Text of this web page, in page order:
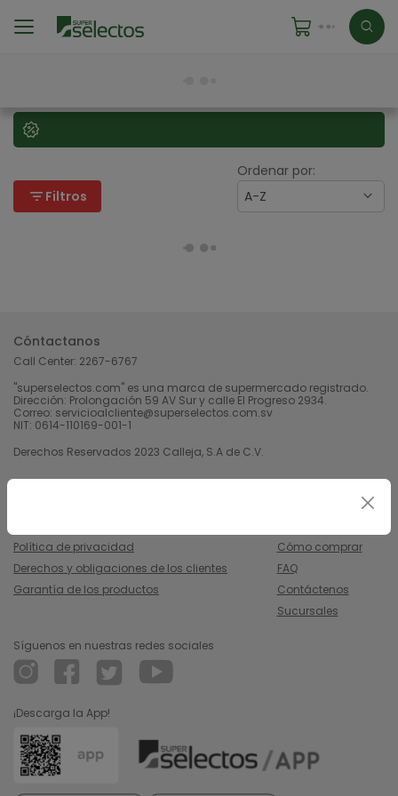
filter_list Filtros
Ordenar por:
A-Z
Cóntactanos
Call Center: 2267-6767
"superselectos.com" es una marca de supermercado registrado.
Dirección: Prolongación 59 AV Sur y calle El Progreso 2934.
Correo: servicioalcliente@superselectos.com.sv
NIT: 0614-110169-001-1
Derechos Reservados 2023 Calleja, S.A de C.V.
Política de privacidad
Derechos y obligaciones de los clientes
Garantía de los productos
Cómo comprar
FAQ
Contáctenos
Sucursales
Síguenos en nuestras redes sociales
¡Descarga la App!